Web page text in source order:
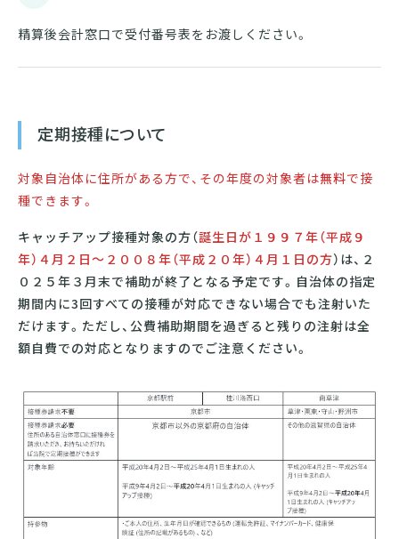
精算後会計窓口で受付番号表をお渡しください。
定期接種について
対象自治体に住所がある方で、その年度の対象者は無料で接
種できます。
キャッチアップ接種対象の方（誕生日が１９９７年（平成９
年）４月２日～２００８年（平成２０年）４月１日の方）は、２
０２５年３月末で補助が終了となる予定です。自治体の指定
期間内に3回すべての接種が対応できない場合でも注射いた
だけます。ただし、公費補助期間を過ぎると残りの注射は全
額自費での対応となりますのでご注意ください。